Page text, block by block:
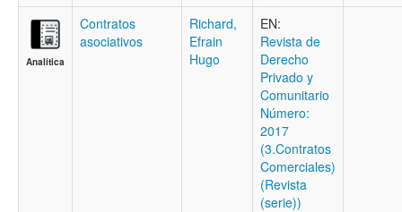
Analítica
Contratos
asociativos
Richard,
Efrain
Hugo
EN:
Revista de
Derecho
Privado y
Comunitario
Número:
2017
(3.Contratos
Comerciales)
(Revista
(serie))